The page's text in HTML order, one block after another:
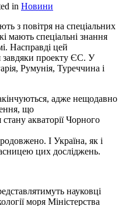
in Новини
з повітря на спеціальних
мають спеціальні знання
Насправді цей
завдяки проекту ЄС. У
Румунія, Туреччина і
адже нещодавно
що
акваторії Чорного
І Україна, як і
цих досліджень.
науковці
моря Міністерства